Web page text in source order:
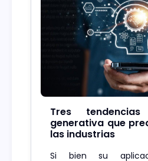
Tres
generativa que
las industrias
Si bien su